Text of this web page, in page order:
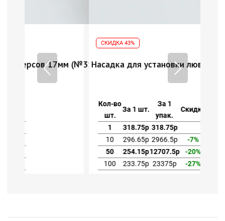
(№31)Насадка для установки люверсов 17мм (№31)
За 1
упак.
Скидка
318.75р
2966.5р
-7%
12707.5р
-20%
23375р -27%